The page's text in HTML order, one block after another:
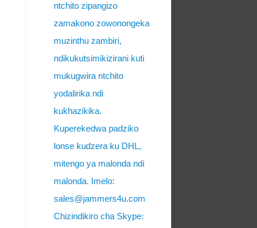
ntchito zipangizo
zamakono zowonongeka
muzinthu zambiri,
ndikukutsimikizirani kuti
mukugwira ntchito
yodalirika ndi
kukhazikika.
Kuperekedwa padziko
lonse kudzera ku DHL,
mitengo ya malonda ndi
malonda. Imelo:
sales@jammers4u.com
Chizindikiro cha Skype: